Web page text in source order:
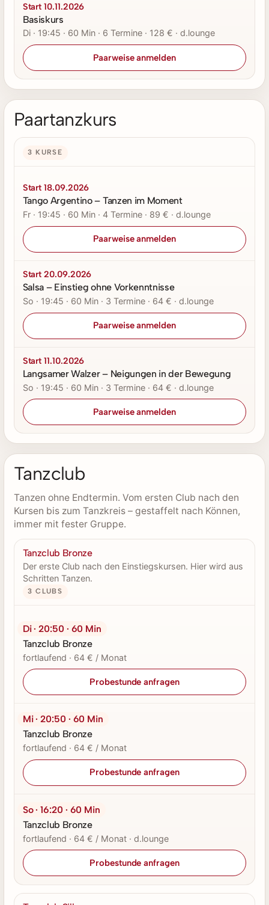
Start 10.11.2026
Basiskurs
Di · 19:45 · 60 Min · 6 Termine · 128 € · d.lounge
Paarweise anmelden
Paartanzkurs
3 KURSE
Start 18.09.2026
Tango Argentino – Tanzen im Moment
Fr · 19:45 · 60 Min · 4 Termine · 89 € · d.lounge
Paarweise anmelden
Start 20.09.2026
Salsa – Einstieg ohne Vorkenntnisse
So · 19:45 · 60 Min · 3 Termine · 64 € · d.lounge
Paarweise anmelden
Start 11.10.2026
Langsamer Walzer – Neigungen in der Bewegung
So · 19:45 · 60 Min · 3 Termine · 64 € · d.lounge
Paarweise anmelden
Tanzclub
Tanzen ohne Endtermin. Vom ersten Club nach den
Kursen bis zum Tanzkreis – gestaffelt nach Können,
immer mit fester Gruppe.
Tanzclub Bronze
Der erste Club nach den Einstiegskursen. Hier wird aus
Schritten Tanzen.
3 CLUBS
Di · 20:50 · 60 Min
Tanzclub Bronze
fortlaufend · 64 € / Monat
Probestunde anfragen
Mi · 20:50 · 60 Min
Tanzclub Bronze
fortlaufend · 64 € / Monat
Probestunde anfragen
So · 16:20 · 60 Min
Tanzclub Bronze
fortlaufend · 64 € / Monat · d.lounge
Probestunde anfragen